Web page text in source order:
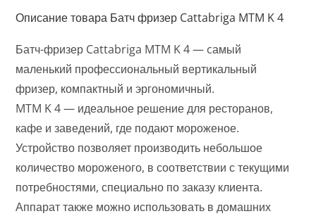
Описание товара Батч фризер Cattabriga MTM K 4
Батч-фризер Cattabriga MTM K 4 — cамый
маленький профессиональный вертикальный
фризер, компактный и эргономичный.
MTM K 4 — идеальное решение для ресторанов,
кафе и заведений, где подают мороженое.
Устройство позволяет производить небольшое
количество мороженого, в соответствии с текущими
потребностями, специально по заказу клиента.
Аппарат также можно использовать в домашних